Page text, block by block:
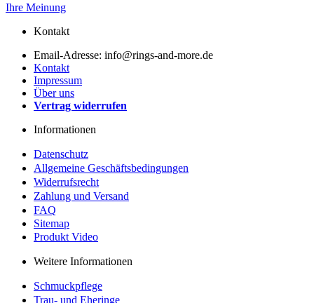
Ihre Meinung
Kontakt
Email-Adresse: info@rings-and-more.de
Kontakt
Impressum
Über uns
Vertrag widerrufen
Informationen
Datenschutz
Allgemeine Geschäftsbedingungen
Widerrufsrecht
Zahlung und Versand
FAQ
Sitemap
Produkt Video
Weitere Informationen
Schmuckpflege
Trau- und Eheringe